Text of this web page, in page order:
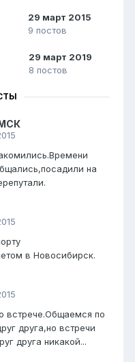
29 март 2015
9 постов
29 март 2019
8 постов
на
в Новосибирск.
встрече.Общаемся по
друга,но встречи
друга никакой...